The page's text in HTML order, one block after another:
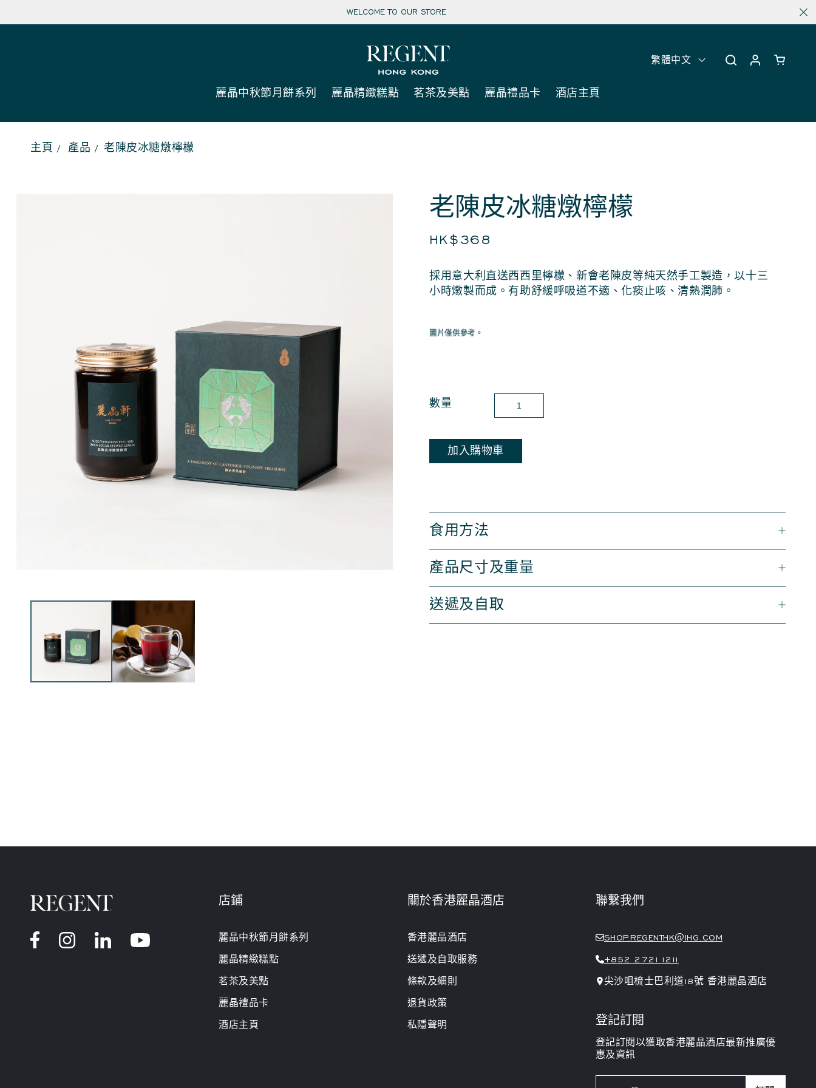
容
WELCOME TO OUR STORE 訂單滿港幣$3,000
麗晶中秋節月餅系列 麗晶精緻糕點 茗茶及美點 麗晶禮品卡 酒店主頁
語
繁體中文
入
物
主頁 產品
老陳皮冰糖燉檸檬
老陳皮冰糖燉檸檬
定
HK$368
採用意大利直送西西里檸檬、新會老陳皮等純天然手工製造，以十三
小時燉製而成。 有助舒緩呼吸道不適、化痰止咳、清熱潤肺。
圖片僅供參考。
數量
加入購物車
食用方法
產品尺寸及重量
送遞及自取
FacebookInstagramLinkedIn YouTube
店鋪
麗晶中秋節月餅系列
麗晶精緻糕點
茗茶及美點
麗晶禮品卡
酒店主頁
關於香港麗晶酒店
香港麗晶酒店
送遞及自取服務
條款及細則
退貨政策
私隱聲明
聯繫我們
SHOP.REGENTHK@IHG.COM
+852 2721 1211
尖沙咀梳士巴利道18號 香港麗晶酒店
登記訂閱
登記訂閱以獲取香港麗晶酒店最新推廣優
惠及資訊